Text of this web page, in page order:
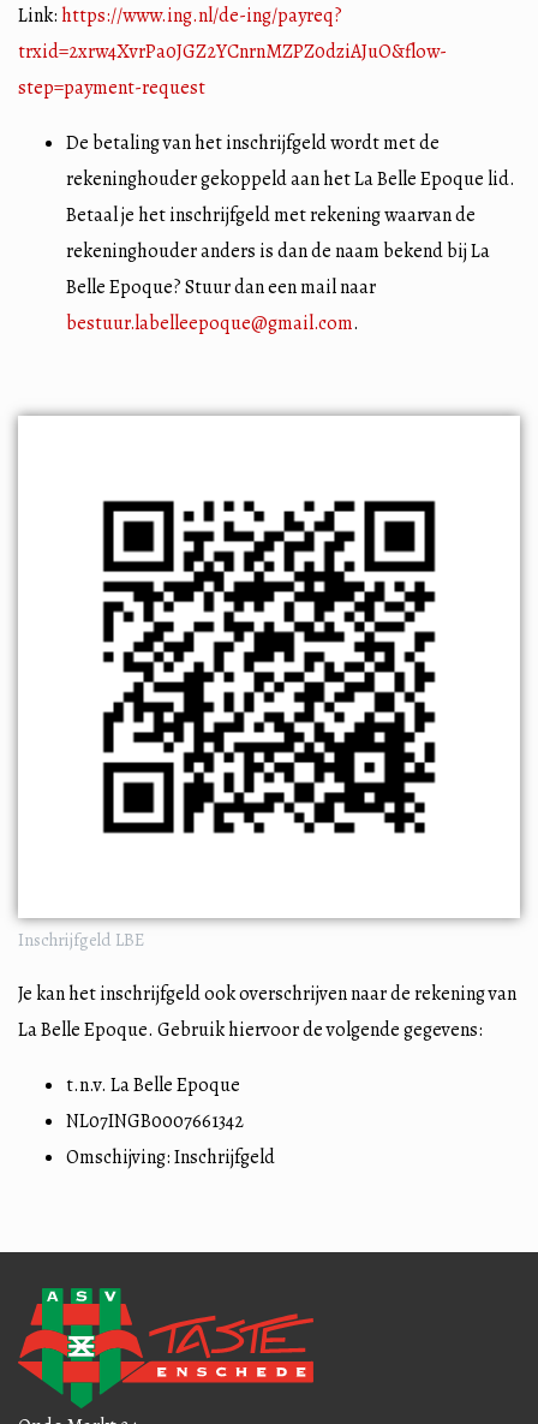
Link:https://www.ing.nl/de-ing/payreq?
trxid=2xrw4XvrPa0JGZ2YCnrnMZPZ0dziAJuO&flow-
step=payment-request
De betaling van het inschrijfgeld wordt met de
rekeninghouder gekoppeld aan het La Belle Epoque lid.
Betaal je het inschrijfgeld met rekening waarvan de
rekeninghouder anders is dan de naam bekend bij La
Belle Epoque? Stuur dan een mail naar
bestuur.labelleepoque@gmail.com.
Inschrijfgeld LBE
Je kan het inschrijfgeld ook overschrijven naar de rekening van
La Belle Epoque. Gebruik hiervoor de volgende gegevens:
t.n.v. La Belle Epoque
NL07INGB0007661342
Omschijving: Inschrijfgeld